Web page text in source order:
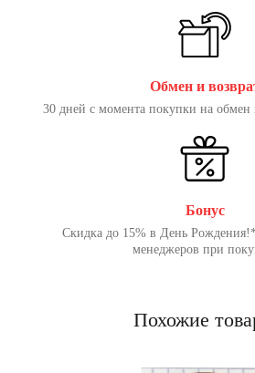
Обмен и
30 дней с момента покупки на обмен
Бонус
Скидка до 15% в День
менеджеров при
Похожие